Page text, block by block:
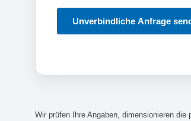
Wir prüfen Ihre Angaben, dimensionieren die